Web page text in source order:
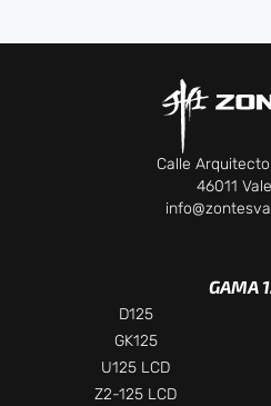
Calle
46011
GAMA
D125
GK125
U125 LCD
Z2-125 LCD